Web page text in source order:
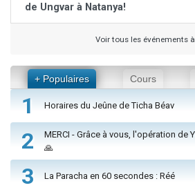
de Ungvar à Natanya!
Voir tous les événements
+ Populaires Cours
1 Horaires du Jeûne de Ticha Béav
2
MERCI - Grâce à vous, l'opération de
🙏
3 La Paracha en 60 secondes : Réé